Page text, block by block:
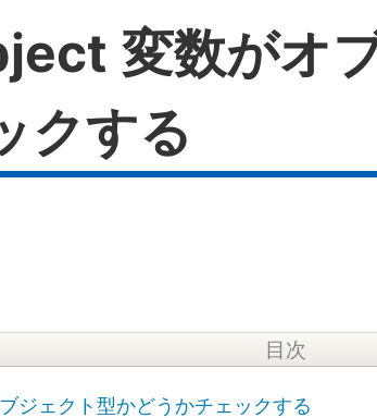
変数がオ
クする
目次
ジェクト型かどうかチェックする